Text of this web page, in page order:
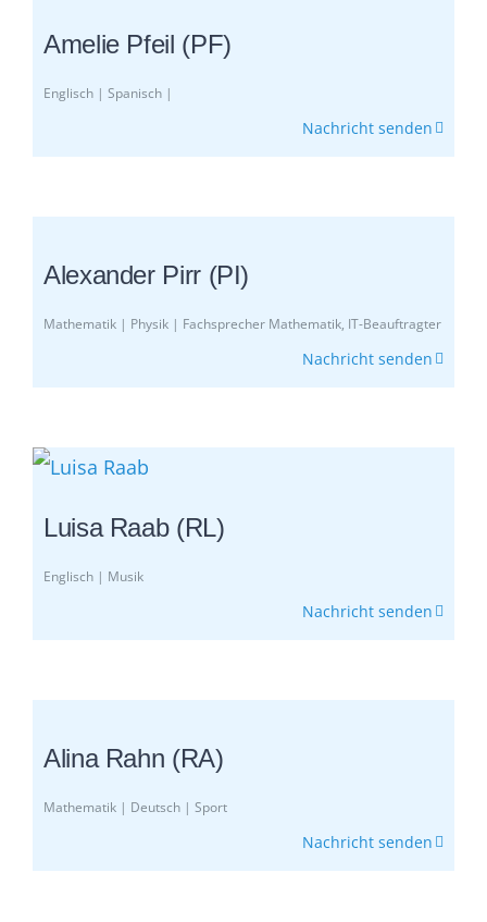
Amelie Pfeil (PF)
Englisch | Spanisch |
Nachricht senden
Alexander Pirr (PI)
Mathematik | Physik | Fachsprecher Mathematik, IT-Beauftragter
Nachricht senden
Luisa Raab (RL)
Englisch | Musik
Nachricht senden
Alina Rahn (RA)
Mathematik | Deutsch | Sport
Nachricht senden